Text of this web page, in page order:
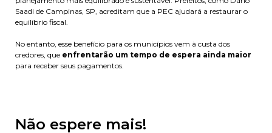
Saadi de Campinas, SP, acreditam que a PEC ajudará a restaurar o
equilíbrio fiscal.
No entanto, esse benefício para os municípios vem à custa dos
credores, que enfrentarão um tempo de espera ainda maior
para receber seus pagamentos.
Não espere mais!